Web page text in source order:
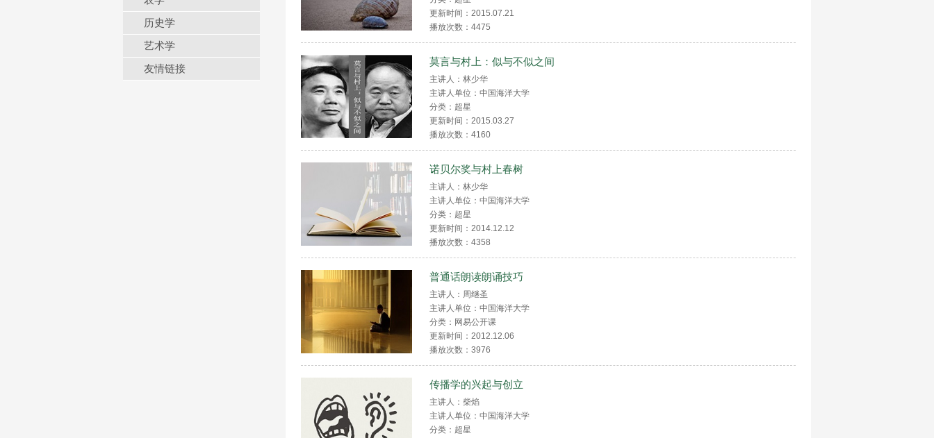
历史学
艺术学
友情链接
更新时间：2015.07.21
播放次数： 4475
莫言与村上：似与不似之间
主讲人：林少华
主讲人单位：中国海洋大学
分类：超星
更新时间：2015.03.27
播放次数： 4160
诺贝尔奖与村上春树
主讲人：林少华
主讲人单位：中国海洋大学
分类：超星
更新时间：2014.12.12
播放次数： 4358
普通话朗读朗诵技巧
主讲人：周继圣
主讲人单位：中国海洋大学
分类：网易公开课
更新时间：2012.12.06
播放次数： 3976
传播学的兴起与创立
主讲人：柴焰
主讲人单位：中国海洋大学
分类：超星